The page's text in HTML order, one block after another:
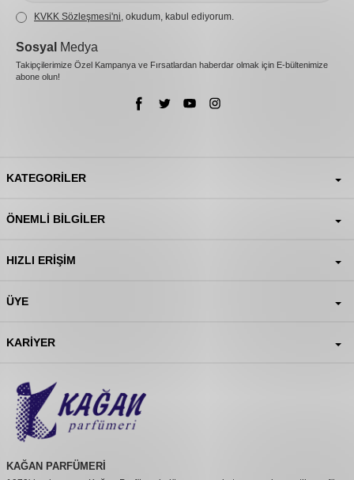
KVKK Sözleşmesi'ni , okudum, kabul ediyorum.
Sosyal Medya
Takipçilerimize Özel Kampanya ve Fırsatlardan haberdar olmak için E-bültenimize
abone olun!
KATEGORILER
ÖNEMLI BILGILER
HIZLI ERIŞIM
ÜYE
KARIYER
KAĞAN PARFÜMERİ